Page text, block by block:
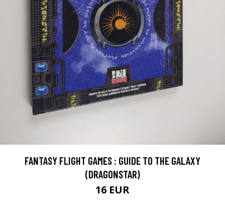
FANTASY FLIGHT GAMES : GUIDE TO THE GALAXY
(DRAGONSTAR)
16 EUR